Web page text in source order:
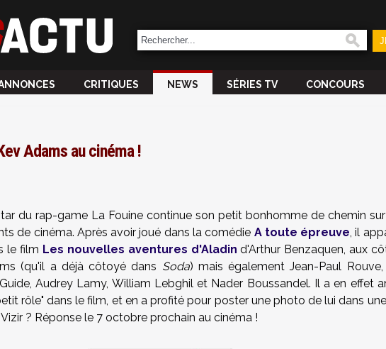
CRITIQUES NEWS SÉRIES TV CONCOURS
Adams au cinéma !
du rap-game La Fouine continue son petit bonhomme de chemin
de cinéma. Après avoir joué dans la comédie A toute épreuve, il
le film Les nouvelles aventures d'Aladin d'Arthur Benzaquen, aux
(qu'il a déjà côtoyé dans Soda) mais également Jean-Paul Rouve,
Audrey Lamy, William Lebghil et Nader Boussandel. Il a en effet
rôle" dans le film, et en a profité pour poster une photo de lui dans
? Réponse le 7 octobre prochain au cinéma !